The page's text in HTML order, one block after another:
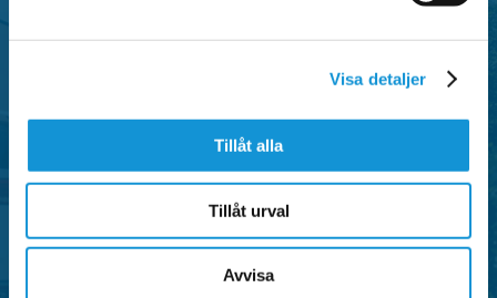
Visa detaljer
Tillåt alla
Tillåt urval
Avvisa
P-tillstånd
Falu P erbjuder flera typer av parkeringstillstånd i
centrala områden i Falun, anpassade för både
privatpersoner och verksamheter.
SE OMRÅDEN MED P-TILLSTÅND